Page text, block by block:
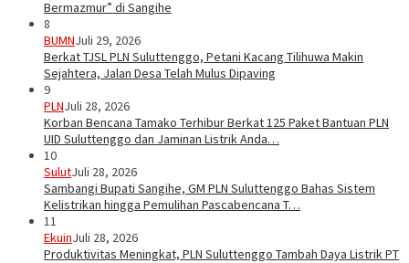
Bermazmur” di Sangihe
8
BUMNJuli 29, 2026
Berkat TJSL PLN Suluttenggo, Petani Kacang Tilihuwa Makin
Sejahtera, Jalan Desa Telah Mulus Dipaving
9
PLNJuli 28, 2026
Korban Bencana Tamako Terhibur Berkat 125 Paket Bantuan PLN
UID Suluttenggo dan Jaminan Listrik Anda…
10
SulutJuli 28, 2026
Sambangi Bupati Sangihe, GM PLN Suluttenggo Bahas Sistem
Kelistrikan hingga Pemulihan Pascabencana T…
11
EkuinJuli 28, 2026
Produktivitas Meningkat, PLN Suluttenggo Tambah Daya Listrik PT